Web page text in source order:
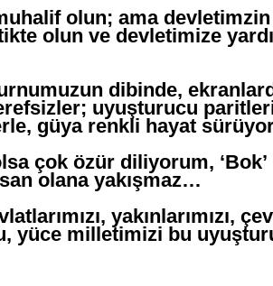
olun; ama devletimzin
olun ve devletimize
dibinde,
uyuşturucu
güya renkli hayat
çok özür diliyorum,
olana yakışmaz…
yakınlarımızı,
yüce milletimizi bu